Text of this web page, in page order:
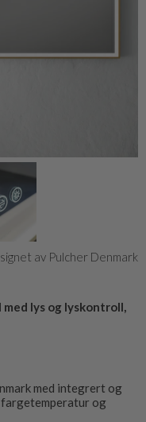
av Pulcher Denmark
lys og lyskontroll,
med integrert og
fargetemperatur og